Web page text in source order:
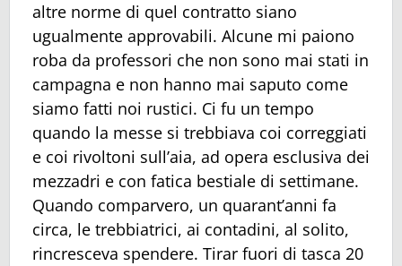
altre norme di quel contratto siano
ugualmente approvabili. Alcune mi paiono
roba da professori che non sono mai stati in
campagna e non hanno mai saputo come
siamo fatti noi rustici. Ci fu un tempo
quando la messe si trebbiava coi correggiati
e coi rivoltoni sull’aia, ad opera esclusiva dei
mezzadri e con fatica bestiale di settimane.
Quando comparvero, un quarant’anni fa
circa, le trebbiatrici, ai contadini, al solito,
rincresceva spendere. Tirar fuori di tasca 20